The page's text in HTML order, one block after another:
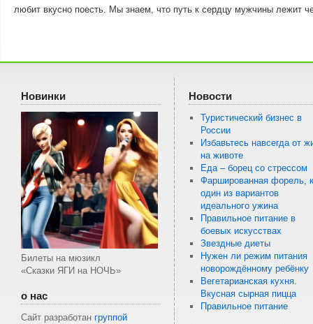
любит вкусно поесть. Мы знаем, что путь к сердцу мужчины лежит
Новинки
Билеты на мюзикл
«Сказки ЯГИ на НОЧЬ»
о нас
Сайт разработан группой
Новости
Туристический бизнес в
России
Избавьтесь навсегда от
на животе
Еда – борец со стрессом
Фаршированная форель,
один из вариантов
идеального ужина
Правильное питание в
боевых искусствах
Звездные диеты
Нужен ли режим питания
новорождённому ребёнку
Вегетарианская кухня.
Вкусная сырная пицца
Правильное питание